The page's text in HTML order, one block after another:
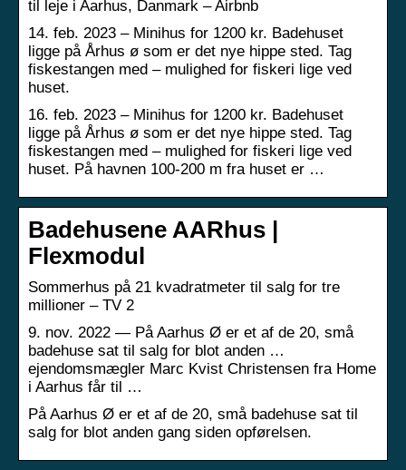
til leje i Aarhus, Danmark – Airbnb
14. feb. 2023 – Minihus for 1200 kr. Badehuset
ligge på Århus ø som er det nye hippe sted. Tag
fiskestangen med – mulighed for fiskeri lige ved
huset.
16. feb. 2023 – Minihus for 1200 kr. Badehuset
ligge på Århus ø som er det nye hippe sted. Tag
fiskestangen med – mulighed for fiskeri lige ved
huset. På havnen 100-200 m fra huset er …
Badehusene AARhus |
Flexmodul
Sommerhus på 21 kvadratmeter til salg for tre
millioner – TV 2
9. nov. 2022 — På Aarhus Ø er et af de 20, små
badehuse sat til salg for blot anden …
ejendomsmægler Marc Kvist Christensen fra Home
i Aarhus får til …
På Aarhus Ø er et af de 20, små badehuse sat til
salg for blot anden gang siden opførelsen.